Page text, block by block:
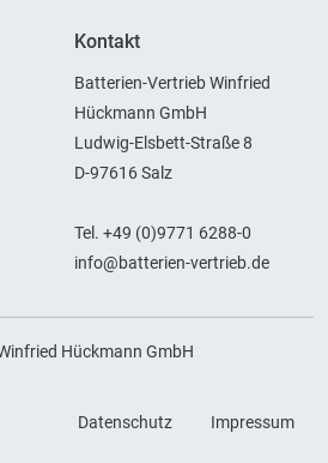
Kontakt
Batterien-Vertrieb Winfried
Hückmann GmbH
Ludwig-Elsbett-Straße 8
D-97616 Salz
Tel. +49 (0)9771 6288-0
info@batterien-vertrieb.de
Hückmann GmbH
Datenschutz Impressum